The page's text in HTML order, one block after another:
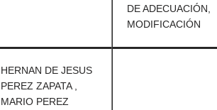
DE ADECUACIÓN,
MODIFICACIÓN
HERNAN DE JESUS
PEREZ ZAPATA ,
MARIO PEREZ